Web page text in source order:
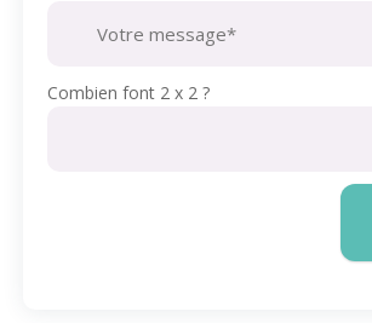
Combien font 2 x 2 ?